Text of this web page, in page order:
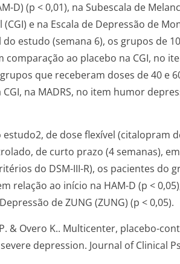
D) (p < 0,01), na Subescala de
(CGI) e na Escala de Depressão de
do estudo (semana 6), os grupos de
comparação ao placebo na CGI, no
grupos que receberam doses de 40
na MADRS, no item humor
de dose flexível (citalopram
de curto prazo (4 semanas),
do DSM-III-R), os pacientes
relação ao início na HAM-D (p <
de ZUNG (ZUNG) (p < 0,05).
& Overo K.. Multicenter, placebo-
depression. Journal of Clinical